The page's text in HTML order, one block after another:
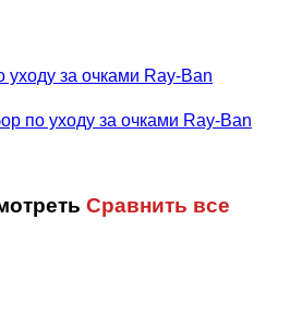
за очками Ray-Ban
Сравнить все